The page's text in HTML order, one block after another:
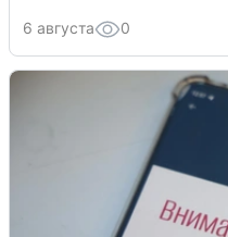
6 августа 0